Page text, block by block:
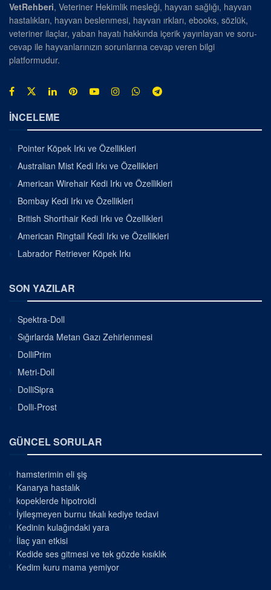
VetRehberi, Veteriner Hekimlik mesleği, hayvan sağlığı, hayvan
hastalıkları, hayvan beslenmesi, hayvan ırkları, ebooks, sözlük,
veteriner ilaçlar, yaban hayatı hakkında içerik yayınlayan ve soru-
cevap ile hayvanlarınızın sorunlarına cevap veren bilgi
platformudur.
İNCELEME
Pointer Köpek Irkı ve Özellikleri
Australian Mist Kedi Irkı ve Özellikleri
American Wirehair Kedi Irkı ve Özellikleri
Bombay Kedi Irkı ve Özellikleri
British Shorthair Kedi Irkı ve Özellikleri
American Ringtail Kedi Irkı ve Özellikleri
Labrador Retriever Köpek Irkı
SON YAZILAR
Spektra-Doll
Sığırlarda Metan Gazı Zehirlenmesi
DolliPrim
Metri-Doll
DolliSipra
Dolli-Prost
GÜNCEL SORULAR
hamsterimin eli şiş
Kanarya hastalık
kopeklerde hipotroidi
İyileşmeyen burnu tıkalı kediye tedavi
Kedinin kulağındaki yara
İlaç yan etkisi
Kedide ses gitmesi ve tek gözde kısıklık
Kedim kuru mama yemiyor